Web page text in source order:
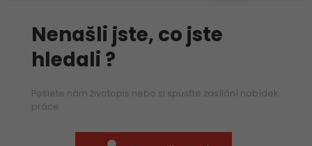
Nenašli jste, co jste
hledali ?
Pošlete nám životopis nebo si spusťte zasílání nabídek
práce